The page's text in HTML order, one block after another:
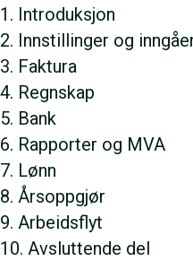
1. Introduksjon
2. Innstillinger og
3. Faktura
4. Regnskap
5. Bank
6. Rapporter og MVA
7. Lønn
8. Årsoppgjør
9. Arbeidsflyt
10. Avsluttende del